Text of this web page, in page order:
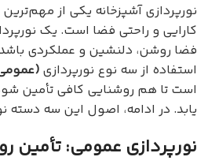
نورپردازی آشپزخانه یکی از مهم‌ترین
کارایی و راحتی فضا است. یک
فضا روشن، دلنشین و عملکردی
استفاده از سه نوع نورپردازی
است تا هم روشنایی کافی تأمین
یابد. در ادامه، اصول این سه دسته
نورپردازی عمومی: تأمین